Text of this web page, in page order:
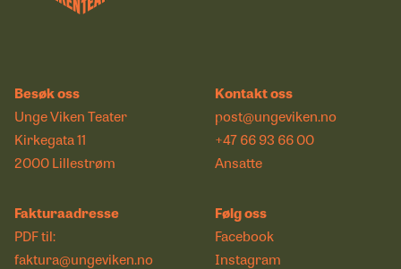
Besøk oss
Unge Viken Teater
Kirkegata 11
2000 Lillestrøm
Kontakt oss
post@ungeviken.no
+47 66 93 66 00
Ansatte
Fakturaadresse
PDF til:
faktura@ungeviken.no
Følg oss
Facebook
Instagram